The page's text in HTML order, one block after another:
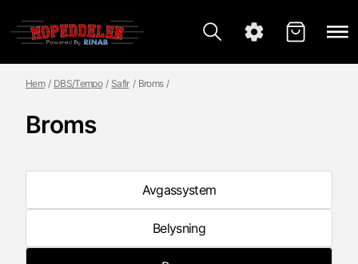
Hem DBS/Tempo Safir Broms
Broms
Avgassystem
Belysning